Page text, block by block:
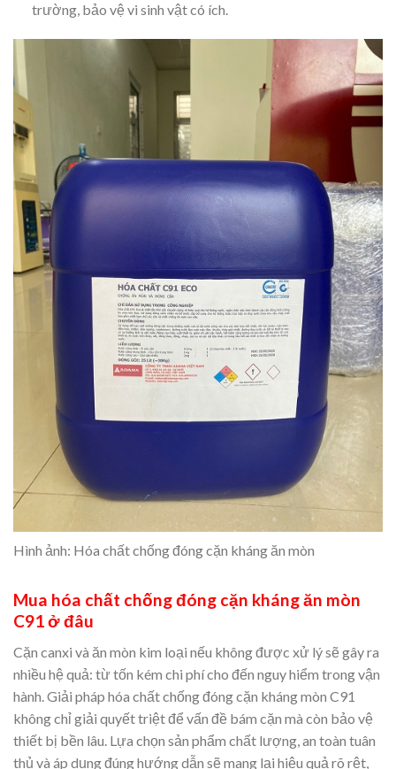
trường, bảo vệ vi sinh vật có ích.
Hình ảnh: Hóa chất chống đóng cặn kháng ăn mòn
Mua hóa chất chống đóng cặn kháng ăn mòn
C91 ở đâu
Cặn canxi và ăn mòn kim loại nếu không được xử lý sẽ gây ra
nhiều hệ quả: từ tốn kém chi phí cho đến nguy hiểm trong vận
hành. Giải pháp hóa chất chống đóng cặn kháng mòn C91
không chỉ giải quyết triệt để vấn đề bám cặn mà còn bảo vệ
thiết bị bền lâu. Lựa chọn sản phẩm chất lượng, an toàn tuân
thủ và áp dụng đúng hướng dẫn sẽ mang lại hiệu quả rõ rệt,